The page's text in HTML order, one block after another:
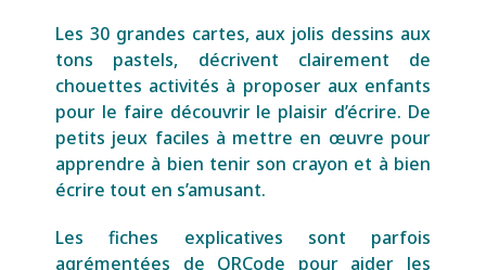
Les 30 grandes cartes, aux jolis dessins aux
tons pastels, décrivent clairement de
chouettes activités à proposer aux enfants
pour le faire découvrir le plaisir d’écrire. De
petits jeux faciles à mettre en œuvre pour
apprendre à bien tenir son crayon et à bien
écrire tout en s’amusant.
Les fiches explicatives sont parfois
agrémentées de QRCode pour aider les